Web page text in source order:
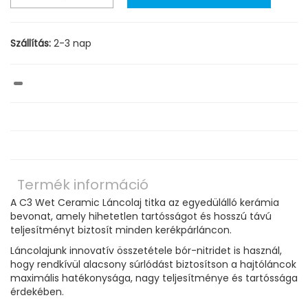
Szállítás: 2-3 nap
Termék információ
A C3 Wet Ceramic Láncolaj titka az egyedülálló kerámia
bevonat, amely hihetetlen tartósságot és hosszú távú
teljesítményt biztosít minden kerékpárláncon.
Láncolajunk innovatív összetétele bór-nitridet is használ,
hogy rendkívül alacsony súrlódást biztosítson a hajtóláncok
maximális hatékonysága, nagy teljesítménye és tartóssága
érdekében.